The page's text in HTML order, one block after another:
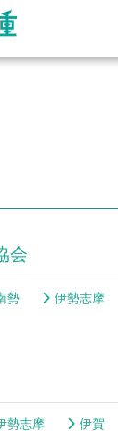
会
勢 伊勢志摩
勢志摩 伊賀